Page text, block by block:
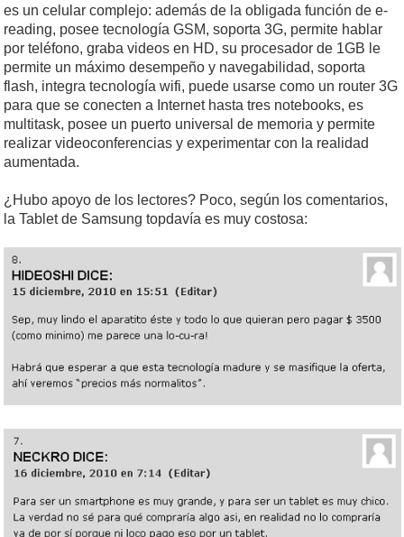
es un celular complejo: además de la obligada función de e-
reading, posee tecnología GSM, soporta 3G, permite hablar
por teléfono, graba videos en HD, su procesador de 1GB le
permite un máximo desempeño y navegabilidad, soporta
flash, integra tecnología wifi, puede usarse como un router 3G
para que se conecten a Internet hasta tres notebooks, es
multitask, posee un puerto universal de memoria y permite
realizar videoconferencias y experimentar con la realidad
aumentada.
¿Hubo apoyo de los lectores? Poco, según los comentarios,
la Tablet de Samsung topdavía es muy costosa: